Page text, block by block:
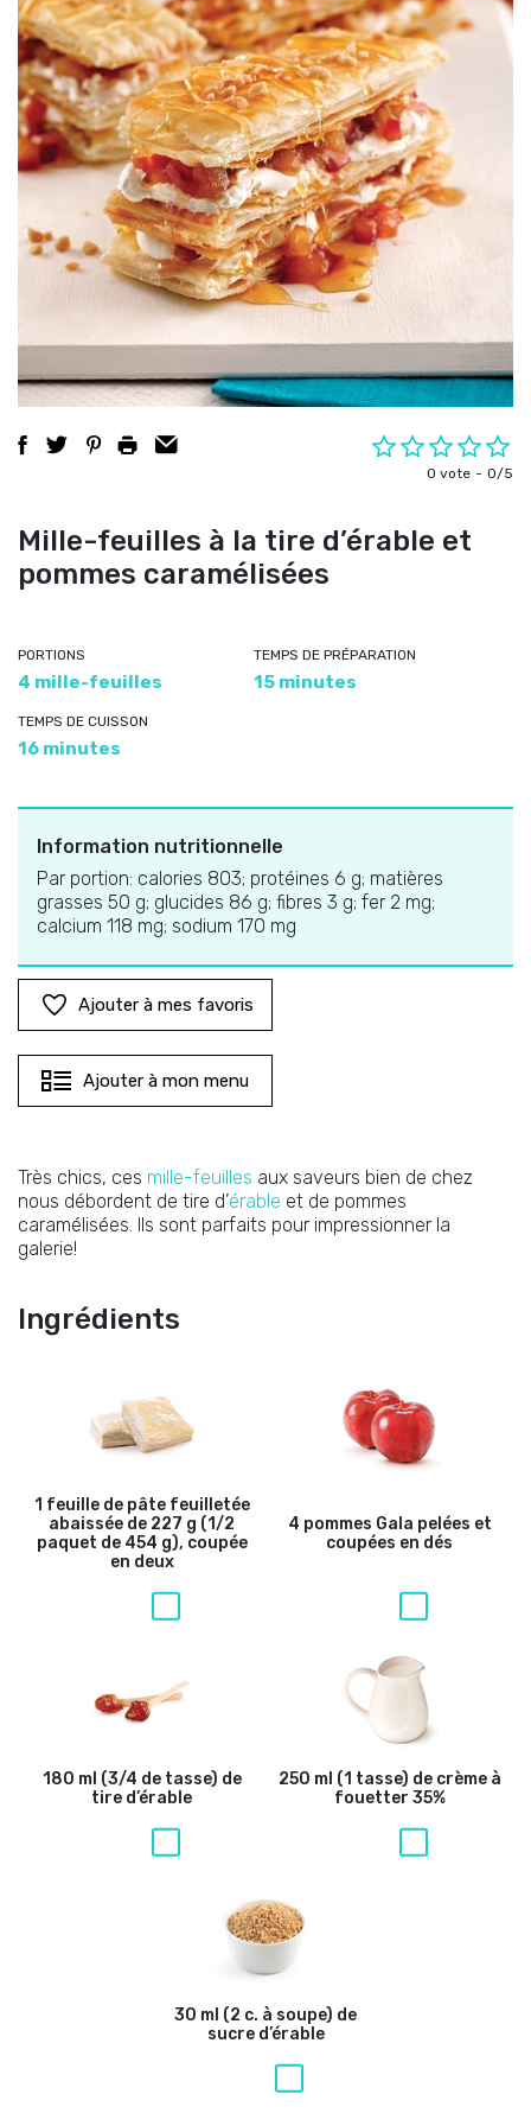
0 vote 0/5
Mille-feuilles à la tire d’érable et
pommes caramélisées
PORTIONS
4 mille-feuilles
TEMPS DE PRÉPARATION
15 minutes
TEMPS DE CUISSON
16 minutes
Information nutritionnelle
Par portion: calories 803; protéines 6 g; matières
grasses 50 g; glucides 86 g; fibres 3 g; fer 2 mg;
calcium 118 mg; sodium 170 mg
Ajouter à mes favoris
Ajouter à mon menu
Très chics, ces mille-feuilles aux saveurs bien de chez
nous débordent de tire d’érable et de pommes
caramélisées. Ils sont parfaits pour impressionner la
galerie!
Ingrédients
1 feuille de pâte feuilletée
abaissée de 227 g (1/2
paquet de 454 g), coupée
en deux
4 pommes Gala pelées et
coupées en dés
180 ml (3/4 de tasse) de
tire d’érable
250 ml (1 tasse) de crème à
fouetter 35%
30 ml (2 c. à soupe) de
sucre d’érable